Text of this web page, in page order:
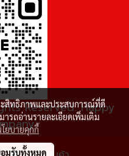
Reserved. Happy
5,419
ะสิทธิภาพและประสบการณ์ที่ดี
ารถอ่านรายละเอียดเพิ่มเติม
ยบายคุกกี้
มรับทั้งหมด